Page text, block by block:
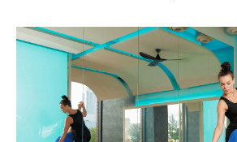
*Instagram💧
Вконтакте